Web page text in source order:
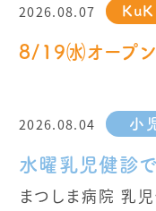
2026.08.07
8/19㈬オープン
2026.08.04 小
水曜乳児健診
まつしま病院 乳